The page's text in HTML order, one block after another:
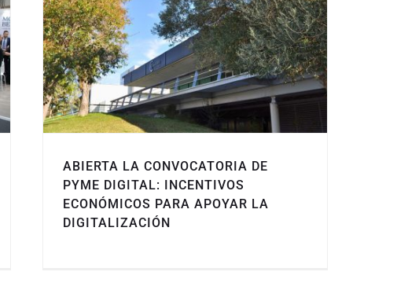
ABIERTA LA CONVOCATORIA DE
PYME DIGITAL: INCENTIVOS
ECONÓMICOS PARA APOYAR LA
DIGITALIZACIÓN